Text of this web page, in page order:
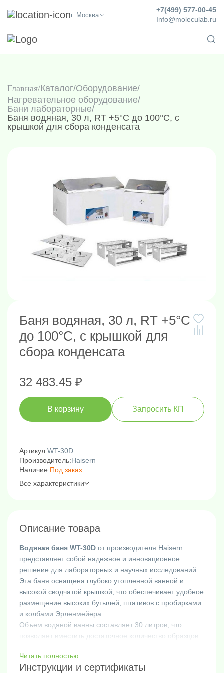
г. Москва
Info@moleculab.ru
+7(499) 577-00-45
Главная Каталог/Оборудование/
Нагревательное оборудование/
Бани лабораторные/
Баня водяная, 30 л, RT +5°C до 100°C, с
крышкой для сбора конденсата
Баня водяная, 30 л, RT +5°C
до 100°C, с крышкой для
сбора конденсата
32 483.45 ₽
В корзину Запросить КП
Артикул:WT-30D
Производитель:Haisern
Наличие:Под заказ
Все характеристики
Описание товара
Водяная баня WT-30D от производителя Haisern
представляет собой надежное и инновационное
решение для лабораторных и научных исследований.
Эта баня оснащена глубоко утопленной ванной и
высокой сводчатой крышкой, что обеспечивает удобное
размещение высоких бутылей, штативов с пробирками
и колбами Эрленмейера.
Объем водяной ванны составляет 30 литров, что
позволяет вместить достаточное количество образцов
водяной бани WT-30D составляет от комнатной
температуры плюс 5 до 100 C, что обеспечивает
Читать полностью
Инструкции и сертификаты